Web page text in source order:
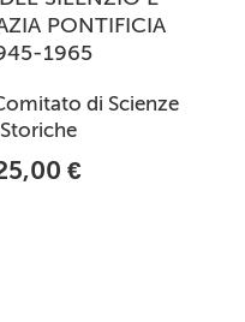
PONTIFICIA
1965
di Scienze
Storiche
€